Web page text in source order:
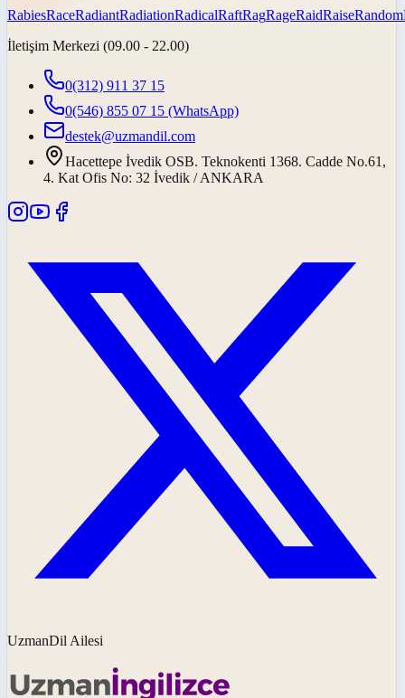
RabiesRaceRadiantRadiationRadicalRaftRagRageRaidRaiseRandom
İletişim Merkezi (09.00 - 22.00)
0(312) 911 37 15
0(546) 855 07 15 (WhatsApp)
destek@uzmandil.com
Hacettepe İvedik OSB. Teknokenti 1368. Cadde No.61,
4. Kat Ofis No: 32 İvedik / ANKARA
UzmanDil Ailesi